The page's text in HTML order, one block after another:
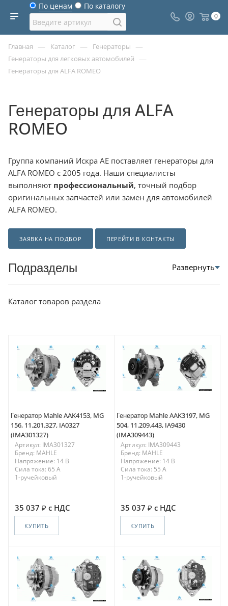
По ценам По каталогу
0
Главная — Каталог — Генераторы —
Генераторы для легковых автомобилей —
Генераторы для ALFA ROMEO
Генераторы для ALFA
ROMEO
Группа компаний Искра АЕ поставляет генераторы для
ALFA ROMEO с 2005 года. Наши специалисты
выполняют профессиональный, точный подбор
оригинальных запчастей или замен для автомобилей
ALFA ROMEO.
ЗАЯВКА НА ПОДБОР ПЕРЕЙТИ В КОНТАКТЫ
Подразделы
Каталог товаров раздела
Генератор Mahle AAK4153, MG
156, 11.201.327, IA0327
(IMA301327)
Артикул: IMA301327
Бренд: MAHLE
Напряжение: 14 В
Сила тока: 65 A
1-ручейковый
35 037 с НДС
КУПИТЬ
Генератор Mahle AAK3197, MG
504, 11.209.443, IA9430
(IMA309443)
Артикул: IMA309443
Бренд: MAHLE
Напряжение: 14 В
Сила тока: 55 A
1-ручейковый
35 037 с НДС
КУПИТЬ